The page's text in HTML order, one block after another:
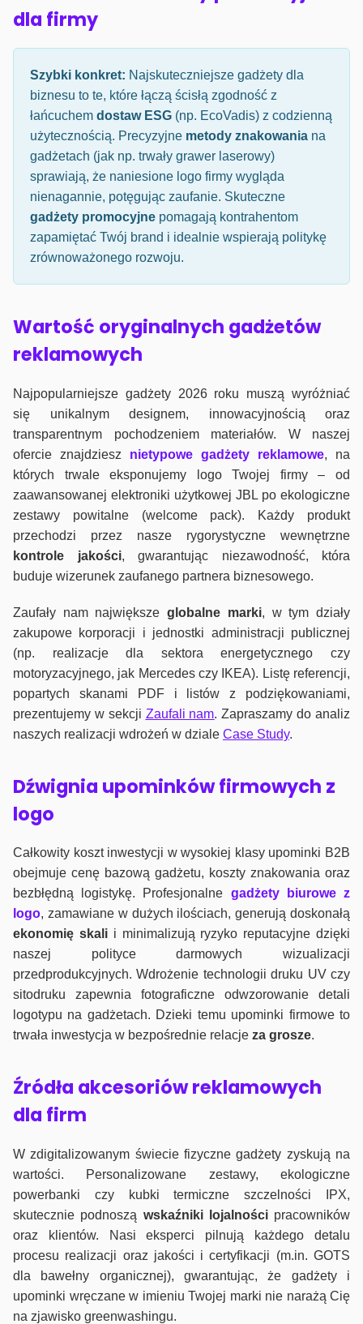
dla firmy
Szybki konkret: Najskuteczniejsze gadżety dla
biznesu to te, które łączą ścisłą zgodność z
łańcuchem dostaw ESG (np. EcoVadis) z codzienną
użytecznością. Precyzyjne metody znakowania na
gadżetach (jak np. trwały grawer laserowy)
sprawiają, że naniesione logo firmy wygląda
nienagannie, potęgując zaufanie. Skuteczne
gadżety promocyjne pomagają kontrahentom
zapamiętać Twój brand i idealnie wspierają politykę
zrównoważonego rozwoju.
Wartość oryginalnych gadżetów
reklamowych
Najpopularniejsze gadżety 2026 roku muszą wyróżniać
się unikalnym designem, innowacyjnością oraz
transparentnym pochodzeniem materiałów. W naszej
ofercie znajdziesz nietypowe gadżety reklamowe, na
których trwale eksponujemy logo Twojej firmy – od
zaawansowanej elektroniki użytkowej JBL po ekologiczne
zestawy powitalne (welcome pack). Każdy produkt
przechodzi przez nasze rygorystyczne wewnętrzne
kontrole jakości, gwarantując niezawodność, która
buduje wizerunek zaufanego partnera biznesowego.
Zaufały nam największeglobalne marki, w tym działy
zakupowe korporacji i jednostki administracji publicznej
(np. realizacje dla sektora energetycznego czy
motoryzacyjnego, jak Mercedes czy IKEA). Listę referencji,
popartych skanami PDF i listów z podziękowaniami,
prezentujemy w sekcji Zaufali nam. Zapraszamy do analiz
naszych realizacji wdrożeń w dziale Case Study.
Dźwignia upominków firmowych z
logo
Całkowity koszt inwestycji w wysokiej klasy upominki B2B
obejmuje cenę bazową gadżetu, koszty znakowania oraz
bezbłędną logistykę. Profesjonalne gadżety biurowe z
logo, zamawiane w dużych ilościach, generują doskonałą
ekonomię skalii minimalizują ryzyko reputacyjne dzięki
naszej polityce darmowych wizualizacji
przedprodukcyjnych. Wdrożenie technologii druku UV czy
sitodruku zapewnia fotograficzne odwzorowanie detali
logotypu na gadżetach. Dzieki temu upominki firmowe to
trwała inwestycja w bezpośrednie relacje za grosze.
Źródła akcesoriów reklamowych
dla firm
W zdigitalizowanym świecie fizyczne gadżety zyskują na
wartości. Personalizowane zestawy, ekologiczne
powerbanki czy kubki termiczne szczelności IPX,
skutecznie podnoszą wskaźniki lojalnościpracowników
oraz klientów. Nasi eksperci pilnują każdego detalu
procesu realizacji oraz jakości i certyfikacji (m.in. GOTS
dla bawełny organicznej), gwarantując, że gadżety i
upominki wręczane w imieniu Twojej marki nie narażą Cię
na zjawisko greenwashingu.